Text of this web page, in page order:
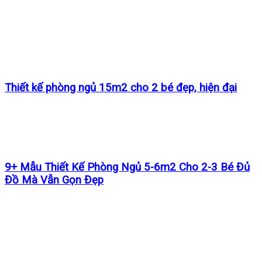
Thiết kế phòng ngủ 15m2 cho 2 bé đẹp, hiện đại
9+ Mẫu Thiết Kế Phòng Ngủ 5-6m2 Cho 2-3 Bé Đủ
Đồ Mà Vẫn Gọn Đẹp